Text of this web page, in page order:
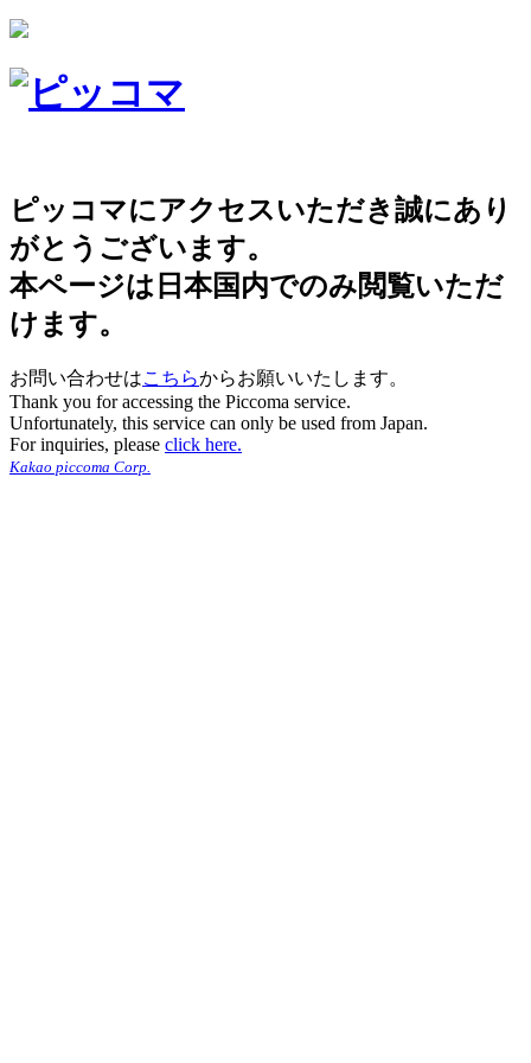
ピッコマにアクセスいただき誠にあり
がとうございます。
本ページは日本国内でのみ閲覧いただ
けます。
お問い合わせはこちらからお願いいたします。
Thank you for accessing the Piccoma service.
Unfortunately, this service can only be used from Japan.
For inquiries, please click here.
Kakao piccoma Corp.